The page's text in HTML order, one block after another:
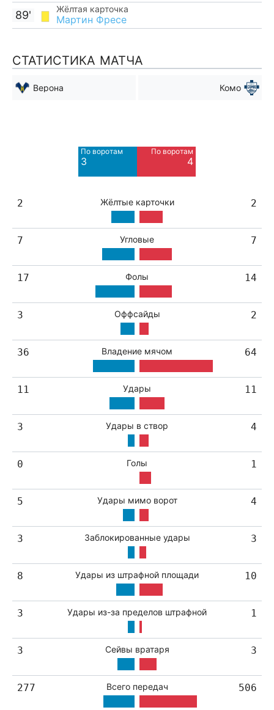
Жёлтая карточка
Мартин Фресе
89'
СТАТИСТИКА МАТЧА
Верона Комо
По воротам
3
По воротам
4
2 Жёлтые карточки 2
7 Угловые 7
17 Фолы 14
3 Оффсайды 2
36 Владение мячом 64
11 Удары 11
3 Удары в створ 4
0 Голы 1
5 Удары мимо ворот 4
3 Заблокированные удары 3
8 Удары из штрафной площади 10
3 Удары из-за пределов штрафной 1
3 Сейвы вратаря 3
277 Всего передач 506